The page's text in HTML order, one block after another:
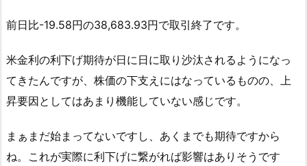
前日比-19.58円の38,683.93円で取引終了です。
米金利の利下げ期待が日に日に取り沙汰されるようになっ
てきたんですが、株価の下支えにはなっているものの、上
昇要因としてはあまり機能していない感じです。
まぁまだ始まってないですし、あくまでも期待ですから
ね。これが実際に利下げに繋がれば影響はありそうです